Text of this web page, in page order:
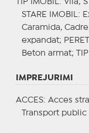
TIP IMOBIL : Vila;
STARE IMOBIL :
Caramida,
expandat;
Beton armat;
IMPREJURIMI
ACCES: Acces
Transport public